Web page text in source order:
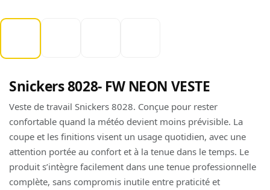
Snickers 8028- FW NEON VESTE
Veste de travail Snickers 8028. Conçue pour rester
confortable quand la météo devient moins prévisible. La
coupe et les finitions visent un usage quotidien, avec une
attention portée au confort et à la tenue dans le temps. Le
produit s’intègre facilement dans une tenue professionnelle
complète, sans compromis inutile entre praticité et